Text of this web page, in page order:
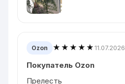
Ozon ★★★★★11.07.2026
Покупатель Ozon
Прелесть